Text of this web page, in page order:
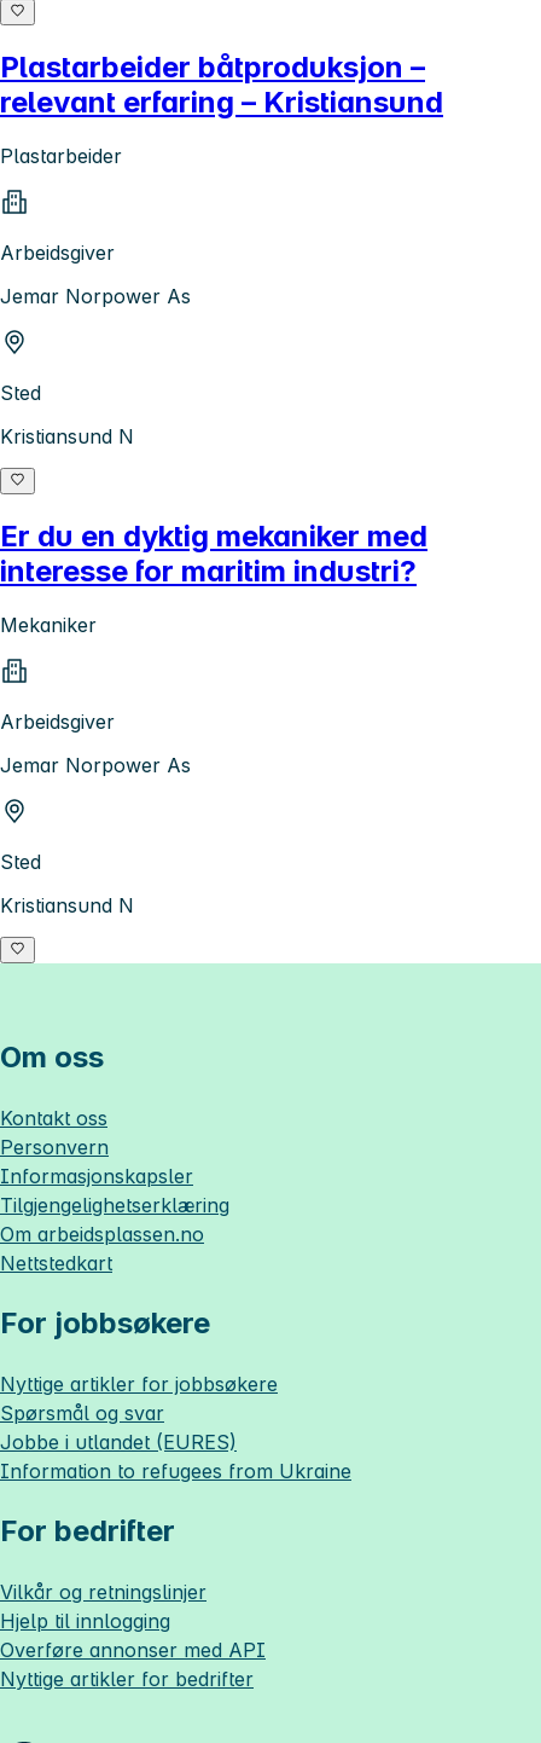
Plastarbeider båtproduksjon –
relevant erfaring – Kristiansund
Plastarbeider
Arbeidsgiver
Jemar Norpower As
Sted
Kristiansund N
Er du en dyktig mekaniker med
interesse for maritim industri?
Mekaniker
Arbeidsgiver
Jemar Norpower As
Sted
Kristiansund N
Om oss
Kontakt oss
Personvern
Informasjonskapsler
Tilgjengelighetserklæring
Om arbeidsplassen.no
Nettstedkart
For jobbsøkere
Nyttige artikler for jobbsøkere
Spørsmål og svar
Jobbe i utlandet (EURES)
Information to refugees from Ukraine
For bedrifter
Vilkår og retningslinjer
Hjelp til innlogging
Overføre annonser med API
Nyttige artikler for bedrifter